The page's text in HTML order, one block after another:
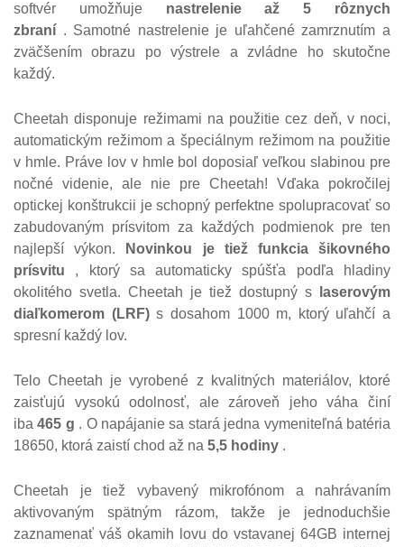
softvér umožňuje nastrelenie až 5 rôznych
zbraní . Samotné nastrelenie je uľahčené zamrznutím a
zväčšením obrazu po výstrele a zvládne ho skutočne
každý.
Cheetah disponuje režimami na použitie cez deň, v noci,
automatickým režimom a špeciálnym režimom na použitie
v hmle. Práve lov v hmle bol doposiaľ veľkou slabinou pre
nočné videnie, ale nie pre Cheetah! Vďaka pokročilej
optickej konštrukcii je schopný perfektne spolupracovať so
zabudovaným prísvitom za každých podmienok pre ten
najlepší výkon.
Novinkou je tiež funkcia šikovného
prísvitu , ktorý sa automaticky spúšťa podľa hladiny
okolitého svetla. Cheetah je tiež dostupný s
laserovým
diaľkomerom (LRF)s dosahom 1000 m, ktorý uľahčí a
spresní každý lov.
Telo Cheetah je vyrobené z kvalitných materiálov, ktoré
zaisťujú vysokú odolnosť, ale zároveň jeho váha činí
iba465 g . O napájanie sa stará jedna vymeniteľná batéria
18650, ktorá zaistí chod až na 5,5 hodiny .
Cheetah je tiež vybavený mikrofónom a nahrávaním
aktivovaným spätným rázom, takže je jednoduchšie
zaznamenať váš okamih lovu do vstavanej 64GB internej